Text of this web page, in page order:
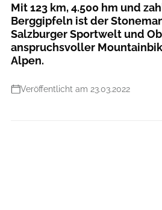
Mit 123 km, 4.500 hm und
Berggipfeln ist der
Salzburger Sportwelt und
anspruchsvoller
Alpen.
Veröffentlicht am 23.03.2022
Foto: